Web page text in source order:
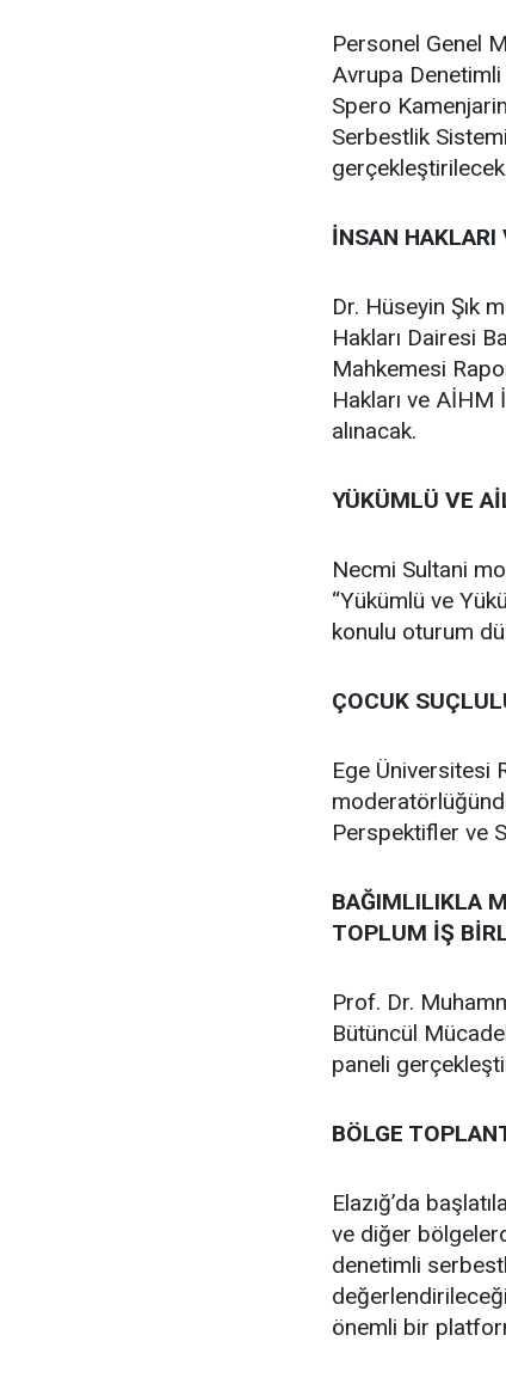
Personel Genel
Avrupa
Spero
Serbestlik
İNSAN HAKLARI
Dr. Hüseyin Şık
Hakları Dairesi
Mahkemesi
Hakları ve AİHM
alınacak.
YÜKÜMLÜ VE
Necmi Sultani
“Yükümlü ve
konulu oturum
ÇOCUK
Ege Üniversitesi
Perspektifler ve
BAĞIMLILIKLA
TOPLUM İŞ
Prof. Dr.
Bütüncül
paneli
BÖLGE
Elazığ’da
ve diğer
denetimli
önemli bir